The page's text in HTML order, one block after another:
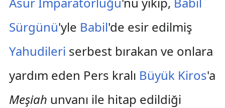
Sürgünü'yle Babil'de esir edilmiş
Yahudileri serbest bırakan ve onlara
yardım eden Pers kralı Büyük Kiros'a
Meşiah unvanı ile hitap edildiği